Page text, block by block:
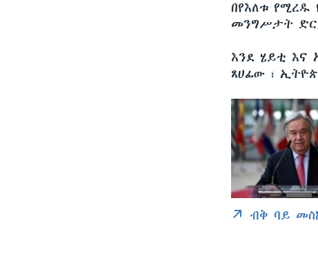
በየእለቱ የሚረዱ
መንግሥታት
እንደ ሄይቲ እና
ጸሀፊው ፣
ብቅ ባይ